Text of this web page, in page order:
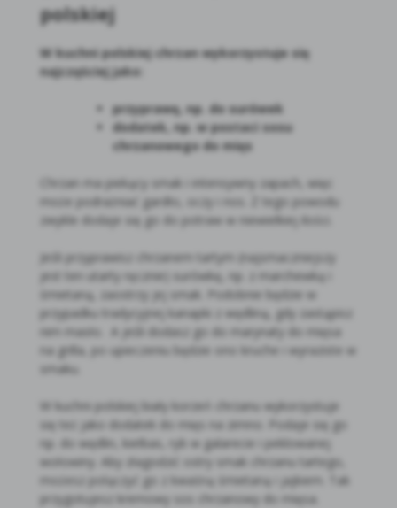
polskiej
W kuchni polskiej chrzan wykorzystuje się
najczęściej jako:
przyprawę, np. do surówek
dodatek, np. w postaci sosu
chrzanowego do mięs
Chrzan ma piekący smak i intensywny zapach, więc
może podrażniać gardło, oczy i nos. Z tego powodu
zwykle dodaje się go do potraw w niewielkiej ilości.
Jeśli przyprawisz chrzanem tartym (najsmaczniejszy
jest ten utarty ręcznie) surówkę, np. z marchewką i
śmietaną, zaostrzy jej smak. Podobnie będzie w
przypadku tradycyjnej kanapki z wędliną, gdy zastąpisz
nim masło. A jeśli dodasz go do marynaty do mięsa
na grilla, po upieczeniu będzie ono kruche i wyraziste w
smaku.
W kuchni polskiej biały korzeń chrzanu wykorzystuje
się też jako dodatek do mięs na zimno. Podaje się go
np. do wędlin, kiełbas, ryb w galarecie i peklowanej
wołowiny. Aby złagodzić ostry smak chrzanu tartego,
możesz połączyć go z kwaśną śmietaną i jajkiem. Tak
przygotujesz kremowy sos chrzanowy do mięsa.